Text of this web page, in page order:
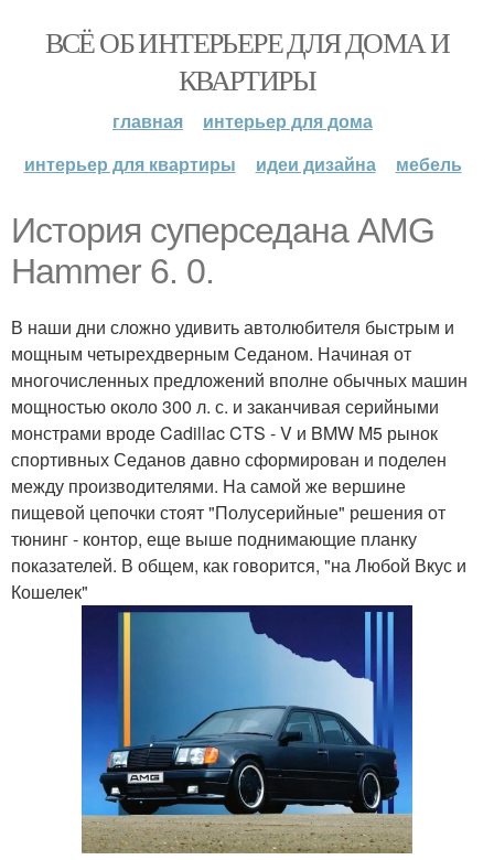
ВСЁ ОБ ИНТЕРЬЕРЕ ДЛЯ ДОМА И
КВАРТИРЫ
главная
интерьер для дома
интерьер для квартиры
идеи дизайна мебель
История суперседана AMG
Hammer 6. 0.
В наши дни сложно удивить автолюбителя быстрым и
мощным четырехдверным Седаном. Начиная от
многочисленных предложений вполне обычных машин
мощностью около 300 л. с. и заканчивая серийными
монстрами вроде Cadillac CTS - V и BMW M5 рынок
спортивных Седанов давно сформирован и поделен
между производителями. На самой же вершине
пищевой цепочки стоят "Полусерийные" решения от
тюнинг - контор, еще выше поднимающие планку
показателей. В общем, как говорится, "на Любой Вкус и
Кошелек"